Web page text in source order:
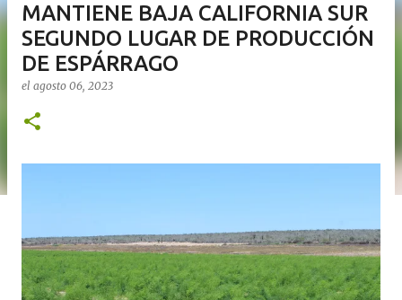
MANTIENE BAJA CALIFORNIA SUR
SEGUNDO LUGAR DE PRODUCCIÓN
DE ESPÁRRAGO
el agosto 06, 2023